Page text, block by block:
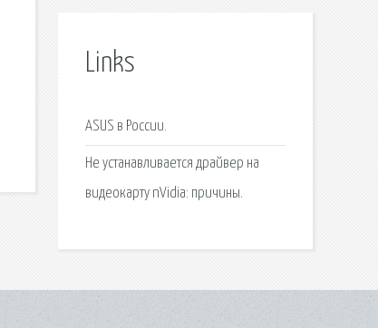
Links
ASUS в России.
Не устанавливается драйвер на
видеокарту nVidia: причины.